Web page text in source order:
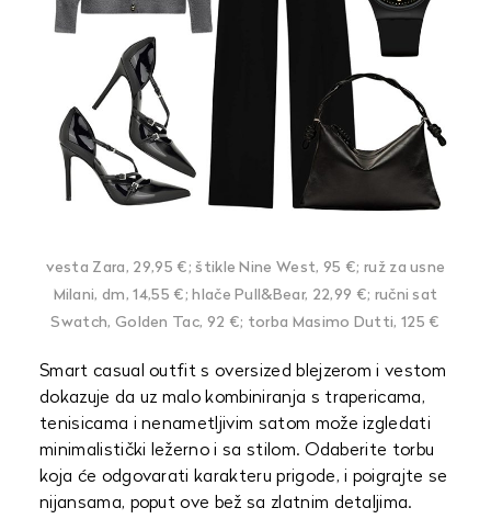
vesta Zara, 29,95 €; štikle Nine West, 95 €; ruž za usne
Milani, dm, 14,55 €; hlače Pull&Bear, 22,99 €; ručni sat
Swatch, Golden Tac, 92 €; torba Masimo Dutti, 125 €
Smart casual outfit s oversized blejzerom i vestom
dokazuje da uz malo kombiniranja s trapericama,
tenisicama i nenametljivim satom može izgledati
minimalistički ležerno i sa stilom. Odaberite torbu
koja će odgovarati karakteru prigode, i poigrajte se
nijansama, poput ove bež sa zlatnim detaljima.